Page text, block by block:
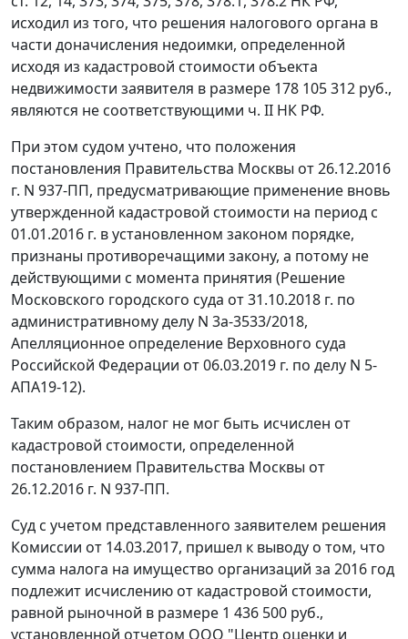
исходил из того, что решения налогового органа в
части доначисления недоимки, определенной
исходя из кадастровой стоимости объекта
недвижимости заявителя в размере 178 105 312 руб.,
являются не соответствующими ч. II НК РФ.
При этом судом учтено, что положения
постановления Правительства Москвы от 26.12.2016
г. N 937-ПП, предусматривающие применение вновь
утвержденной кадастровой стоимости на период с
01.01.2016 г. в установленном законом порядке,
признаны противоречащими закону, а потому не
действующими с момента принятия (Решение
Московского городского суда от 31.10.2018 г. по
административному делу N 3а-3533/2018,
Апелляционное определение Верховного суда
Российской Федерации от 06.03.2019 г. по делу N 5-
АПА19-12).
Таким образом, налог не мог быть исчислен от
кадастровой стоимости, определенной
постановлением Правительства Москвы от
26.12.2016 г. N 937-ПП.
Суд с учетом представленного заявителем решения
Комиссии от 14.03.2017, пришел к выводу о том, что
сумма налога на имущество организаций за 2016 год
подлежит исчислению от кадастровой стоимости,
равной рыночной в размере 1 436 500 руб.,
установленной отчетом ООО "Центр оценки и